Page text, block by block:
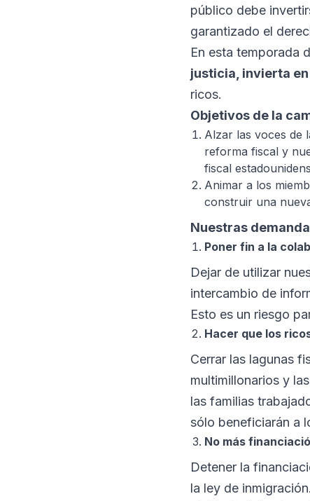
público debe
garantizado el
En esta temporada
justicia, invierta
ricos.
Objetivos de la
Alzar las voces de
reforma fiscal y
fiscal
Animar a los
construir una
Nuestras
Poner fin a la
Dejar de utilizar
intercambio de
Esto es un riesgo
Hacer que los
Cerrar las lagunas
multimillonarios y
las familias
sólo beneficiarán a
No más
Detener la
la ley de